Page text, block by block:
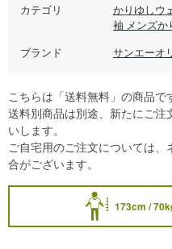
カテゴリ かりゆしウ
袖 メンズか
ブランド サンエーオ
173cm /
こちらは「送料無料」の商品で
送料別商品は別途、新たにご注
いします。
ご自宅用のご注文については
合がございます。